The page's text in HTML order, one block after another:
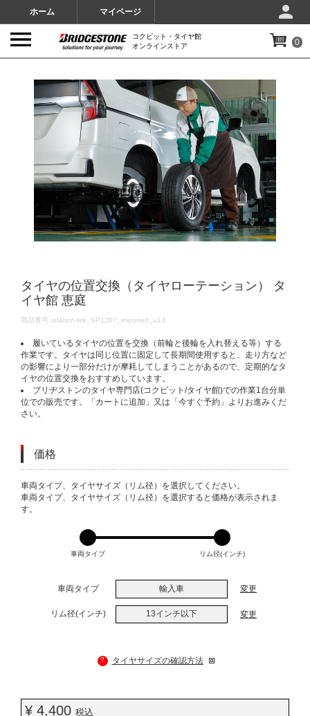
ホーム マイページ
コクピット・タイヤ館
オンラインストア
0
タイヤの位置交換（タイヤローテーション） タ
イヤ館 恵庭
DETAILS
商品番号 rotation-tire_SP1207_imported_u13
履いているタイヤの位置を交換（前輪と後輪を入れ替える等）する
作業です。タイヤは同じ位置に固定して長期間使用すると、走り方など
の影響により一部分だけが摩耗してしまうことがあるので、定期的なタ
イヤの位置交換をおすすめしています。
ブリヂストンのタイヤ専門店(コクピット/タイヤ館)での作業1台分単
位での販売です。「カートに追加」又は「今すぐ予約」よりお進みくだ
さい。
価格
VARIATIONS
車両タイプ、タイヤサイズ（リム径）を選択してください。
車両タイプ、タイヤサイズ（リム径）を選択すると価格が表示されま
す。
車両タイプ リム径(インチ)
車両タイプ 輸入車 変更
リム径(インチ) 13インチ以下 変更
? タイヤサイズの確認方法
¥ 4,400 税込